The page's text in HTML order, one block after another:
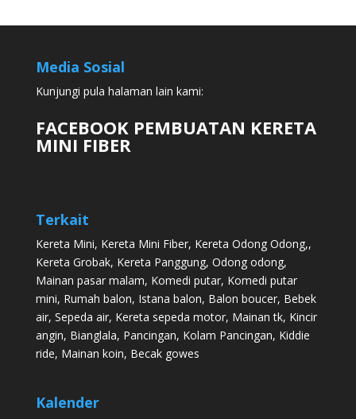
Media Sosial
Kunjungi pula halaman lain kami:
FACEBOOK PEMBUATAN KERETA
MINI FIBER
Terkait
Kereta Mini, Kereta Mini Fiber, Kereta Odong Odong,,
Kereta Grobak, Kereta Panggung, Odong odong,
Mainan pasar malam, Komedi putar, Komedi putar
mini, Rumah balon, Istana balon, Balon boucer, Bebek
air, Sepeda air, Kereta sepeda motor, Mainan tk, Kincir
angin, Bianglala, Pancingan, Kolam Pancingan, Kiddie
ride, Mainan koin, Becak gowes
Kalender